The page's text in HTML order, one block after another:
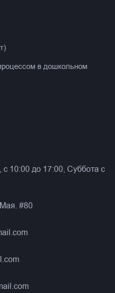
в дошкольном
10:00 до 17:00, Суббота с
#80